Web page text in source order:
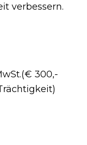
verbessern.
300,-